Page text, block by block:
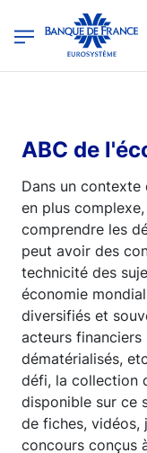
Banque de France -
ABC de
Dans un
en plus
comprendre les
peut avoir des
technicité des
économie
diversifiés et
acteurs
dématérialisés,
défi, la collection
disponible sur ce
de fiches, vidéos,
concours conçus